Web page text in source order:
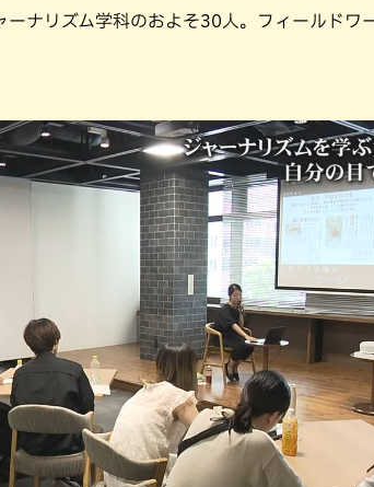
ーナリズム学科のおよそ30人。フィールドワ